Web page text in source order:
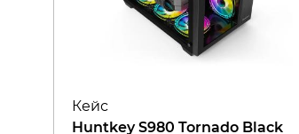
Кейс
Huntkey S980 Tornado Black